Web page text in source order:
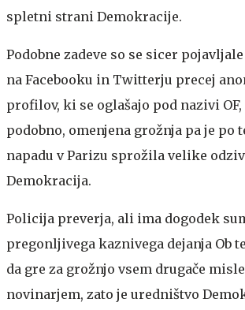
spletni strani Demokracije.
Podobne zadeve so se sicer
na Facebooku in Twitterju precej
profilov, ki se oglašajo pod nazivi OF,
podobno, omenjena grožnja pa je po
napadu v Parizu sprožila velike
Demokracija.
Policija preverja, ali ima dogodek
pregonljivega kaznivega dejanja Ob
da gre za grožnjo vsem drugače
novinarjem, zato je uredništvo